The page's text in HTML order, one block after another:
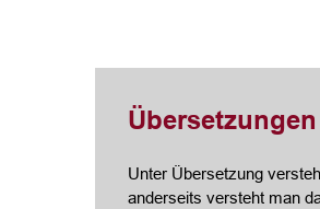
Übersetzungen
Unter Übersetzung
anderseits versteht man